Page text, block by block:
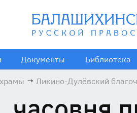
Документы Библиотека
→ Ликино-Дулёвский